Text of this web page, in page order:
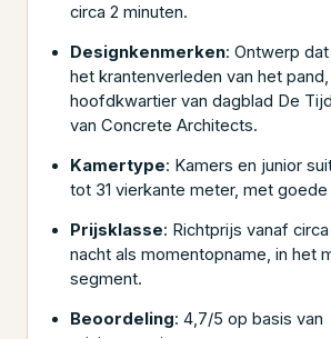
circa 2 minuten.
Designkenmerken: Ontwerp
het krantenverleden van het
hoofdkwartier van dagblad De
van Concrete Architects.
Kamertype: Kamers en junior
tot 31 vierkante meter, met
Prijsklasse: Richtprijs vanaf
nacht als momentopname, in het
segment.
Beoordeling: 4,7/5 op basis van